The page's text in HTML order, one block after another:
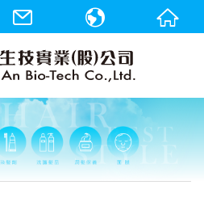
繁體中文
English